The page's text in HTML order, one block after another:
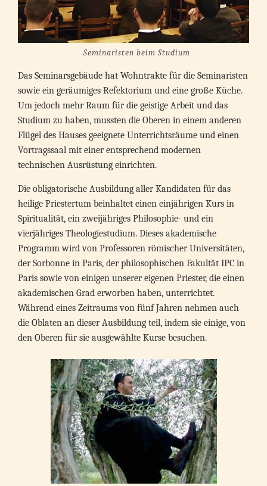
Seminaristen beim Studium
Das Seminarsgebäude hat Wohntrakte für die Seminaristen
sowie ein geräumiges Refektorium und eine große Küche.
Um jedoch mehr Raum für die geistige Arbeit und das
Studium zu haben, mussten die Oberen in einem anderen
Flügel des Hauses geeignete Unterrichtsräume und einen
Vortragssaal mit einer entsprechend modernen
technischen Ausrüstung einrichten.
Die obligatorische Ausbildung aller Kandidaten für das
heilige Priestertum beinhaltet einen einjährigen Kurs in
Spiritualität, ein zweijähriges Philosophie- und ein
vierjähriges Theologiestudium. Dieses akademische
Programm wird von Professoren römischer Universitäten,
der Sorbonne in Paris, der philosophischen Fakultät IPC in
Paris sowie von einigen unserer eigenen Priester, die einen
akademischen Grad erworben haben, unterrichtet.
Während eines Zeitraums von fünf Jahren nehmen auch
die Oblaten an dieser Ausbildung teil, indem sie einige, von
den Oberen für sie ausgewählte Kurse besuchen.